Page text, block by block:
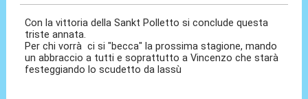
Con la vittoria della Sankt Polletto si conclude questa
triste annata.
Per chi vorrà ci si "becca" la prossima stagione, mando
un abbraccio a tutti e soprattutto a Vincenzo che starà
festeggiando lo scudetto da lassù